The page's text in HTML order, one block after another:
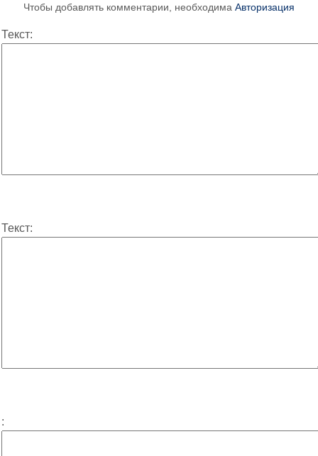
Чтобы добавлять комментарии, необходима Авторизация
Текст:
Текст:
: